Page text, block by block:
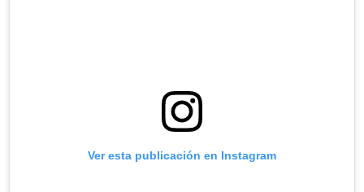
Ver esta publicación en Instagram